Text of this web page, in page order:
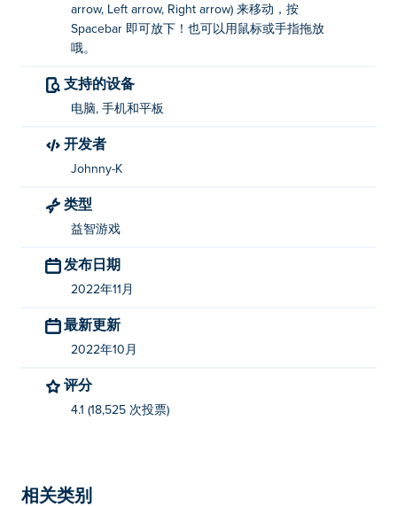
arrow, Left arrow, Right arrow) 来移动，按
Spacebar 即可放下！也可以用鼠标或手指拖放
哦。
支持的设备
电脑, 手机和平板
开发者
Johnny-K
类型
益智游戏
发布日期
2022年11月
最新更新
2022年10月
评分
4.1 (18,525 次投票)
相关类别